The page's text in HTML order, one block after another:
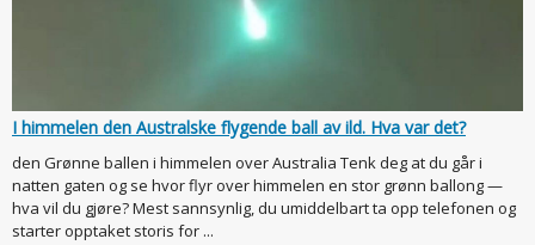
I himmelen den Australske flygende ball av ild. Hva var det?
den Grønne ballen i himmelen over Australia Tenk deg at du går i
natten gaten og se hvor flyr over himmelen en stor grønn ballong —
hva vil du gjøre? Mest sannsynlig, du umiddelbart ta opp telefonen og
starter opptaket storis for ...